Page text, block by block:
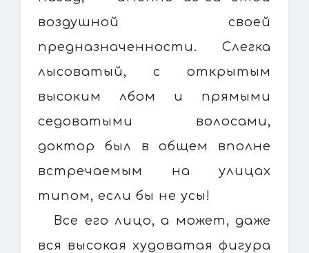
воздушной своей
предназначенности. Слегка
лысоватый, с открытым
высоким лбом и прямыми
седоватыми волосами,
доктор был в общем вполне
встречаемым на улицах
типом, если бы не усы!
Все его лицо, а может, даже
вся высокая худоватая фигура